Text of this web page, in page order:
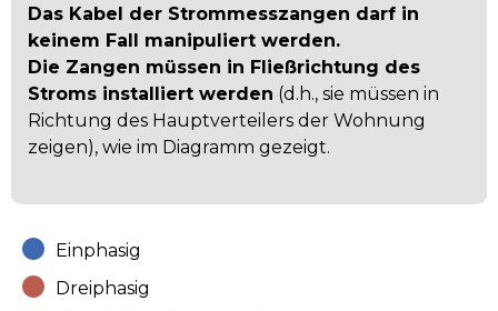
Das Kabel der Strommesszangen darf in
keinem Fall manipuliert werden.
Die Zangen müssen in Fließrichtung des
Stroms installiert werden (d.h., sie müssen in
Richtung des Hauptverteilers der Wohnung
zeigen), wie im Diagramm gezeigt.
Einphasig
Dreiphasig